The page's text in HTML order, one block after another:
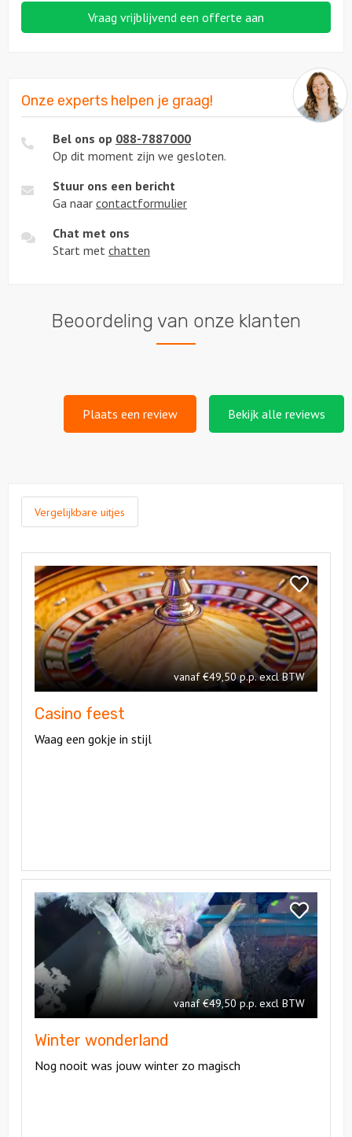
Vraag vrijblijvend een offerte aan
Onze experts helpen je graag!
Bel ons op 088-7887000
Op dit moment zijn we gesloten.
Stuur ons een bericht
Ga naar contactformulier
Chat met ons
Start met chatten
Beoordeling van onze klanten
Plaats een review Bekijk alle reviews
Vergelijkbare uitjes
Bekijk
Casino
feest
vanaf €49,50 p.p. excl BTW
Casino feest
Waag een gokje in stijl
Casino
feest
Bekijk
Winter
wonderland
vanaf €49,50 p.p. excl BTW
Winter wonderland
Nog nooit was jouw winter zo magisch
Winter
wonderland